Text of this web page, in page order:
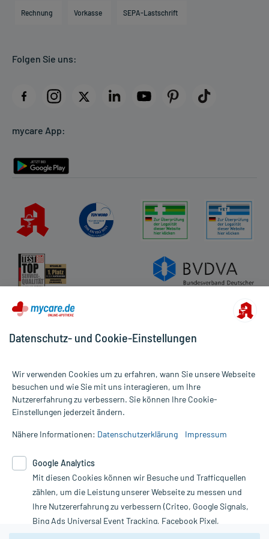
Direktabrechnung PKV
AGB
Datenschutz
Rückgabe/Widerruf
Rechnung Vorkasse SEPA-Lastschrift
Folgen Sie uns:
mycare App:
Alle Preise gelten inkl. MwSt., ggf. zzgl. Versandkosten
Informationen auf dieser Website werden ausschließlich für
die Untersuchung und Behandlung durch einen Arzt. Bitte
Therapien eingeleitet werden können. | Diese Webseite benutzt
Google Analytics. Lesen Sie bitte dazu die wichtigen Hinweise in
unserer Datenschutzerklärung. Für den Widerruf einer Bestellung
nutzen Sie das Formular:
Vertrag widerrufen
Datenschutz- und Cookie-Einstellungen
Wir verwenden Cookies um zu erfahren, wann Sie unsere Webseite
besuchen und wie Sie mit uns interagieren, um Ihre
Nutzererfahrung zu verbessern. Sie können Ihre Cookie-
Einstellungen jederzeit ändern.
Nähere Informationen: Datenschutzerklärung Impressum
Google Analytics
Mit diesen Cookies können wir Besuche und Trafficquellen
zählen, um die Leistung unserer Webseite zu messen und
Ihre Nutzererfahrung zu verbessern (Criteo, Google Signals,
Bing Ads Universal Event Tracking, Facebook Pixel,
Youtube-Social Plugin).